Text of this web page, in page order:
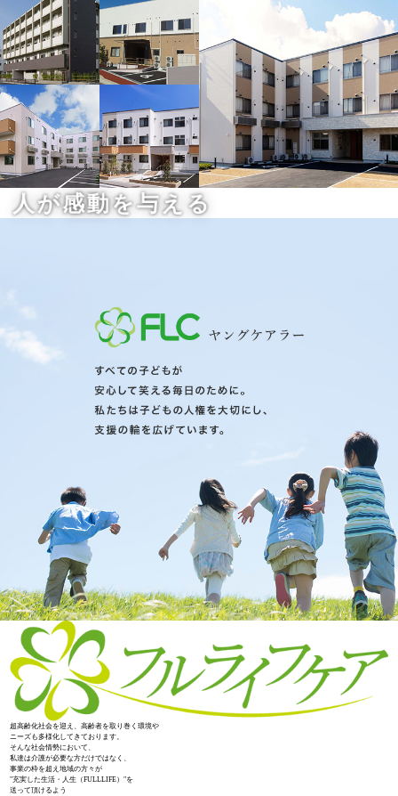
超高齢化社会を迎え、高齢者を取り巻く環境や
ニーズも多様化してきております。
そんな社会情勢において、
私達は介護が必要な方だけではなく、
事業の枠を超え地域の方々が
"充実した生活・人生（FULLLIFE）"を
送って頂けるよう